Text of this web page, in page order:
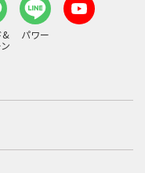
&
パワー